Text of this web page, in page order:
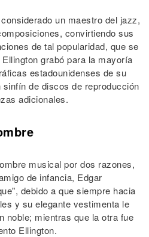
un maestro del jazz,
convirtiendo sus
de tal popularidad, que se
grabó para la mayoría
estadounidenses de su
de discos de reproducción
adicionales.
musical por dos razones,
de infancia, Edgar
debido a que siempre hacia
y su elegante vestimenta le
noble; mientras que la otra fue
Ellington.